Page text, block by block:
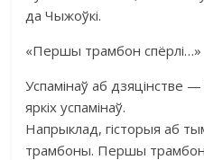
да Чыжоўкі.
«Першы трамбон спёрлі…»
Успамінаў аб дзяцінстве
яркіх успамінаў.
Напрыклад, гісторыя аб
трамбоны. Першы трамбон